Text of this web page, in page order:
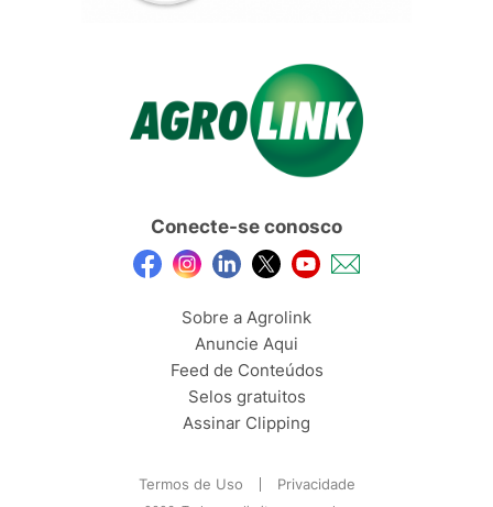
Conecte-se conosco
Sobre a Agrolink
Anuncie Aqui
Feed de Conteúdos
Selos gratuitos
Assinar Clipping
Termos de Uso Privacidade